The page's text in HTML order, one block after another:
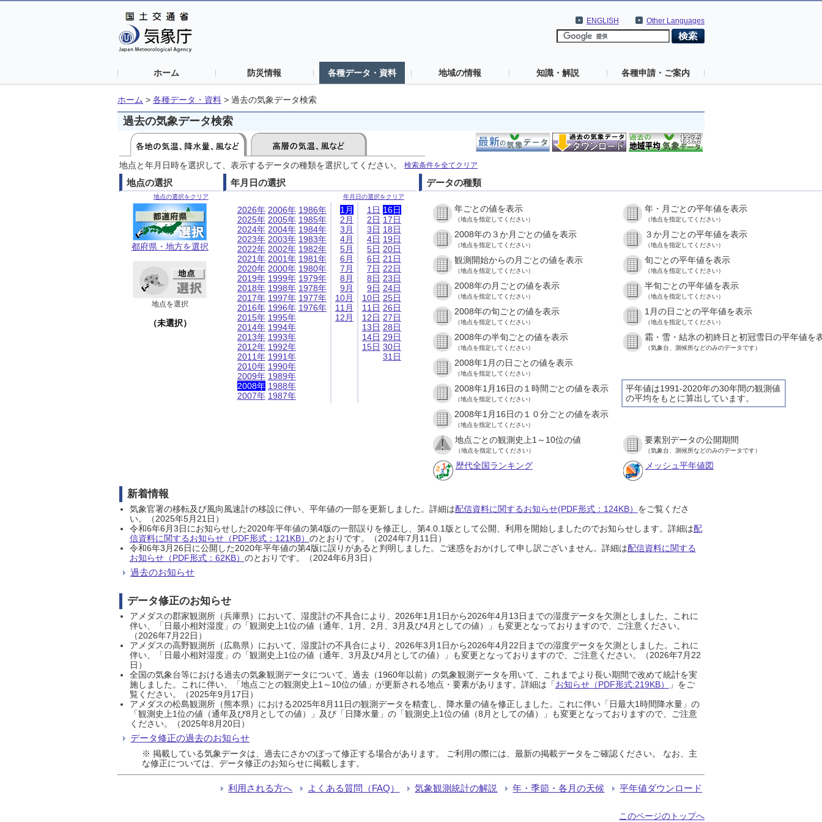
Other Languages
ENGLISH
ホーム 防災情報 各種データ・資料 地域の情報 知識・解説 各種申請・ご案内
ホーム > 各種データ・資料 > 過去の気象データ検索
過去の気象データ検索
地点と年月日時を選択して、表示するデータの種類を選択してください。 検索条件を全てクリア
地点の選択
地点の選択をクリア
都府県・地方を選択
地点を選択
（未選択）
年月日の選択
年月日の選択をクリア
2026年
2025年
2024年
2023年
2022年
2021年
2020年
2019年
2018年
2017年
2016年
2015年
2014年
2013年
2012年
2011年
2010年
2009年
2008年
2007年
2006年
2005年
2004年
2003年
2002年
2001年
2000年
1999年
1998年
1997年
1996年
1995年
1994年
1993年
1992年
1991年
1990年
1989年
1988年
1987年
1986年
1985年
1984年
1983年
1982年
1981年
1980年
1979年
1978年
1977年
1976年
1月
2月
3月
4月
5月
6月
7月
8月
9月
10月
11月
12月
1日
2日
3日
4日
5日
6日
7日
8日
9日
10日
11日
12日
13日
14日
15日
16日
17日
18日
19日
20日
21日
22日
23日
24日
25日
26日
27日
28日
29日
30日
31日
データの種類
年ごとの値を表示
（地点を指定してください）
年・月ごとの平年値を表示
（地点を指定してください）
2008年の３か月ごとの値を表示
（地点を指定してください）
３か月ごとの平年値を表示
（地点を指定してください）
観測開始からの月ごとの値を表示
（地点を指定してください）
旬ごとの平年値を表示
（地点を指定してください）
2008年の月ごとの値を表示
（地点を指定してください）
半旬ごとの平年値を表示
（地点を指定してください）
2008年の旬ごとの値を表示
（地点を指定してください）
1月の日ごとの平年値を表示
（地点を指定してください）
2008年の半旬ごとの値を表示
（地点を指定してください）
霜・雪・結氷の初終日と初冠雪日の平年値を
（気象台、測候所などのみのデータです）
2008年1月の日ごとの値を表示
（地点を指定してください）
平年値は1991-2020年の30年間の観測値
の平均をもとに算出しています。
2008年1月16日の１時間ごとの値を表示
（地点を指定してください）
2008年1月16日の１０分ごとの値を表示
（地点を指定してください）
地点ごとの観測史上1～10位の値
（地点を指定してください）
要素別データの公開期間
（気象台、測候所などのみのデータです）
歴代全国ランキング メッシュ平年値図
新着情報
気象官署の移転及び風向風速計の移設に伴い、平年値の一部を更新しました。詳細は配信資料に関するお知らせ(PDF形式：124KB） をご覧くださ
い。（2025年5月21日）
令和6年6月3日にお知らせした2020年平年値の第4版の一部誤りを修正し、第4.0.1版として公開、利用を開始しましたのでお知らせします。詳細は配
信資料に関するお知らせ（PDF形式：121KB） のとおりです。（2024年7月11日）
令和6年3月26日に公開した2020年平年値の第4版に誤りがあると判明しました。ご迷惑をおかけして申し訳ございません。詳細は配信資料に関する
お知らせ（PDF形式：62KB） のとおりです。（2024年6月3日）
過去のお知らせ
データ修正のお知らせ
アメダスの郡家観測所（兵庫県）において、湿度計の不具合により、2026年1月1日から2026年4月13日までの湿度データを欠測としました。これに
伴い、「日最小相対湿度」の「観測史上1位の値（通年、1月、2月、3月及び4月としての値）」も変更となっておりますので、ご注意ください。
（2026年7月22日）
アメダスの高野観測所（広島県）において、湿度計の不具合により、2026年3月1日から2026年4月22日までの湿度データを欠測としました。これに
伴い、「日最小相対湿度」の「観測史上1位の値（通年、3月及び4月としての値）」も変更となっておりますので、ご注意ください。（2026年7月22
日）
全国の気象台等における過去の気象観測データについて、過去（1960年以前）の気象観測データを用いて、これまでより長い期間で改めて統計を実
施しました。これに伴い、「地点ごとの観測史上1～10位の値」が更新される地点・要素があります。詳細は「お知らせ（PDF形式:219KB）
」をご
覧ください。（2025年9月17日）
アメダスの松島観測所（熊本県）における2025年8月11日の観測データを精査し、降水量の値を修正しました。これに伴い「日最大1時間降水量」の
「観測史上1位の値（通年及び8月としての値）」及び「日降水量」の「観測史上1位の値（8月としての値）」も変更となっておりますので、ご注意
ください。（2025年8月20日）
データ修正の過去のお知らせ
※ 掲載している気象データは、過去にさかのぼって修正する場合があります。 ご利用の際には、最新の掲載データをご確認ください。 なお、主
な修正については、データ修正のお知らせに掲載します。
利用される方へ よくある質問（FAQ） 気象観測統計の解説 年・季節・各月の天候 平年値ダウンロード
このページのトップへ